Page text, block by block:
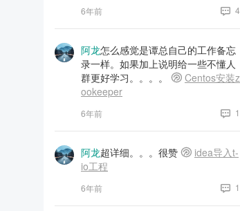
6年前 4
阿龙怎么感觉是谭总自己的工作备忘
录一样。如果加上说明给一些不懂人
群更好学习。。。。
Centos安装z
ookeeper
6年前 1
阿龙超详细。。。很赞
idea导入t-
io工程
6年前 1